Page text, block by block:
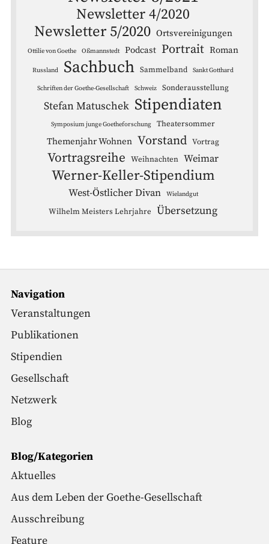
Newsletter 4/2020
Newsletter 5/2020 Ortsvereinigungen
Ottilie von Goethe Oßmannstedt Podcast Portrait Roman
Russland Sachbuch Sammelband Sankt Gotthard
Schriften der Goethe-Gesellschaft Schweiz Sonderausstellung
Stefan Matuschek Stipendiaten
Symposium junge Goetheforschung Theatersommer
Themenjahr Wohnen Vorstand Vortrag
Vortragsreihe Weihnachten Weimar
Werner-Keller-Stipendium
West-Östlicher Divan Wielandgut
Wilhelm Meisters Lehrjahre Übersetzung
Navigation
Veranstaltungen
Publikationen
Stipendien
Gesellschaft
Netzwerk
Blog
Blog/Kategorien
Aktuelles
Aus dem Leben der Goethe-Gesellschaft
Ausschreibung
Feature